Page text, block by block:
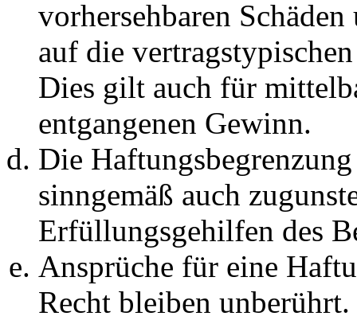
vorhersehbaren
auf die
Dies gilt auch für
entgangenen Gewinn.
Die
sinngemäß auch
Erfüllungsgehilfen des
Ansprüche für eine
Recht bleiben unberührt.